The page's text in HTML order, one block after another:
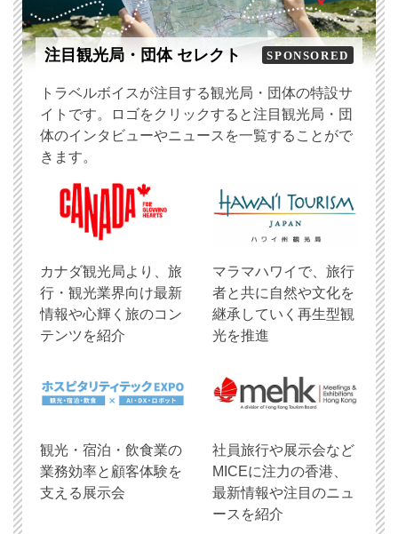
注目観光局・団体 セレクト SPONSORED
トラベルボイスが注目する観光局・団体の特設サ
イトです。ロゴをクリックすると注目観光局・団
体のインタビューやニュースを一覧することがで
きます。
​カナダ観光局より、旅
行・観光業界向け最新
情報や心輝く旅のコン
テンツを紹介
マラマハワイで、旅行
者と共に自然や文化を
継承していく再生型観
光を推進
観光・宿泊・飲食業の
業務効率と顧客体験を
支える展示会
社員旅行や展示会など
MICEに注力の香港、
最新情報や注目のニュ
ースを紹介